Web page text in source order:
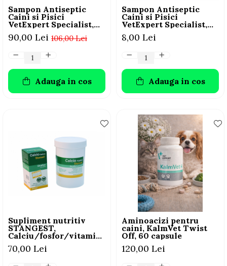
Sampon Antiseptic
Caini si Pisici
VetExpert Specialist,
250 ml
106,00 Lei
90,00 Lei
Adauga in cos
Sampon Antiseptic
Caini si Pisici
VetExpert Specialist,
Plic 15ml
8,00 Lei
Adauga in cos
Supliment nutritiv
STANGEST,
Calciu/fosfor/vitamine,
100 capsule
70,00 Lei
Aminoacizi pentru
caini, KalmVet Twist
Off, 60 capsule
120,00 Lei